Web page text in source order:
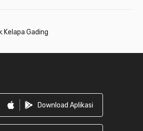
Kelapa Gading
Download Aplikasi